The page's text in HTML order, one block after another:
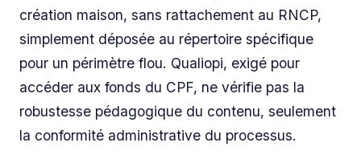
création maison, sans rattachement au RNCP,
simplement déposée au répertoire spécifique
pour un périmètre flou. Qualiopi, exigé pour
accéder aux fonds du CPF, ne vérifie pas la
robustesse pédagogique du contenu, seulement
la conformité administrative du processus.